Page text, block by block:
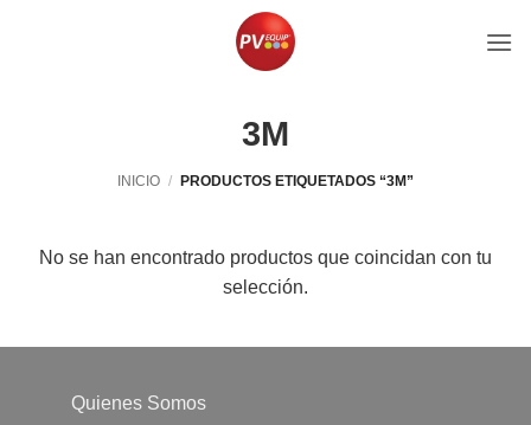
3M
INICIO / PRODUCTOS ETIQUETADOS “3M”
No se han encontrado productos que coincidan con tu
selección.
Quienes Somos